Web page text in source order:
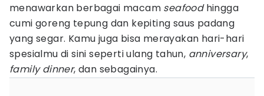
menawarkan berbagai macam seafoodhingga
cumi goreng tepung dan kepiting saus padang
yang segar. Kamu juga bisa merayakan hari-hari
spesialmu di sini seperti ulang tahun, anniversary,
family dinner, dan sebagainya.